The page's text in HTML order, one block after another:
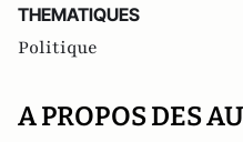
THEMATIQUES
Politique
A PROPOS DES